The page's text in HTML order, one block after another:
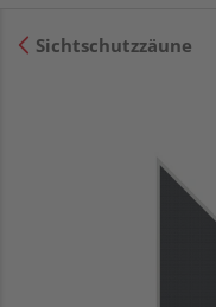
Sichtschutzzäune